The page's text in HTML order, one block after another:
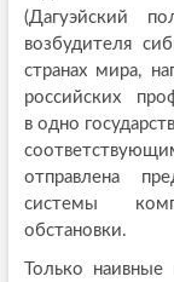
(Дагуэйский
возбудителя
странах мира,
российских
в одно
отправлена
системы
обстановки.
Только